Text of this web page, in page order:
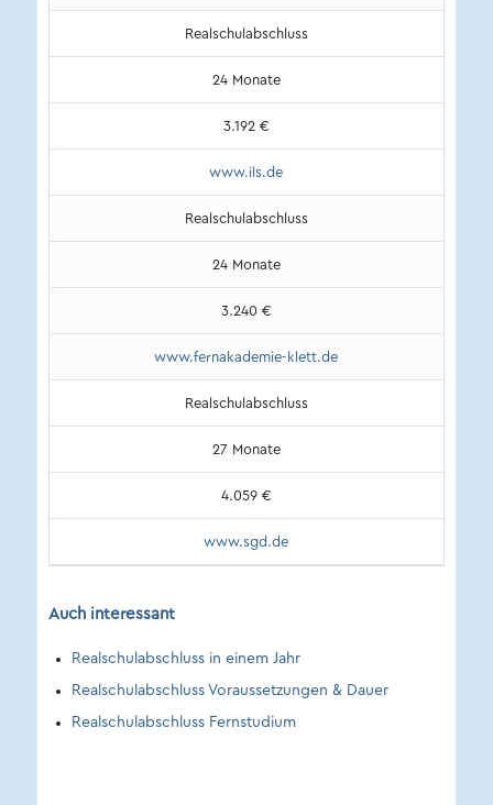
Realschulabschluss
24 Monate
3.192 €
www.ils.de
Realschulabschluss
24 Monate
3.240 €
www.fernakademie-klett.de
Realschulabschluss
27 Monate
4.059 €
www.sgd.de
Auch interessant
Realschulabschluss in einem Jahr
Realschulabschluss Voraussetzungen & Dauer
Realschulabschluss Fernstudium